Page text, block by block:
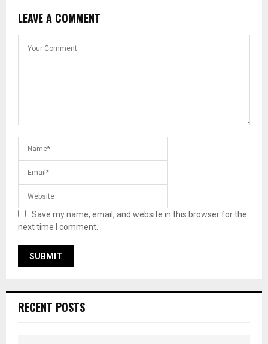
LEAVE A COMMENT
Save my name, email, and website in this browser for the
next time I comment.
RECENT POSTS